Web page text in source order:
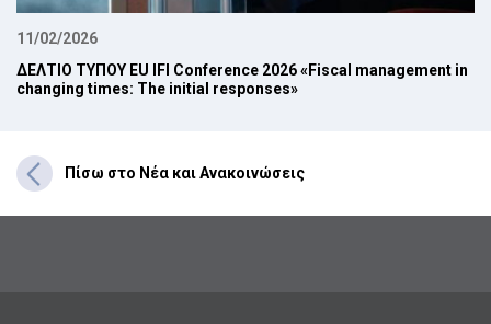
11/02/2026
ΔΕΛΤΙΟ ΤΥΠΟΥ EU IFI Conference 2026 «Fiscal management in
changing times: The initial responses»
Πίσω στο Νέα και Ανακοινώσεις